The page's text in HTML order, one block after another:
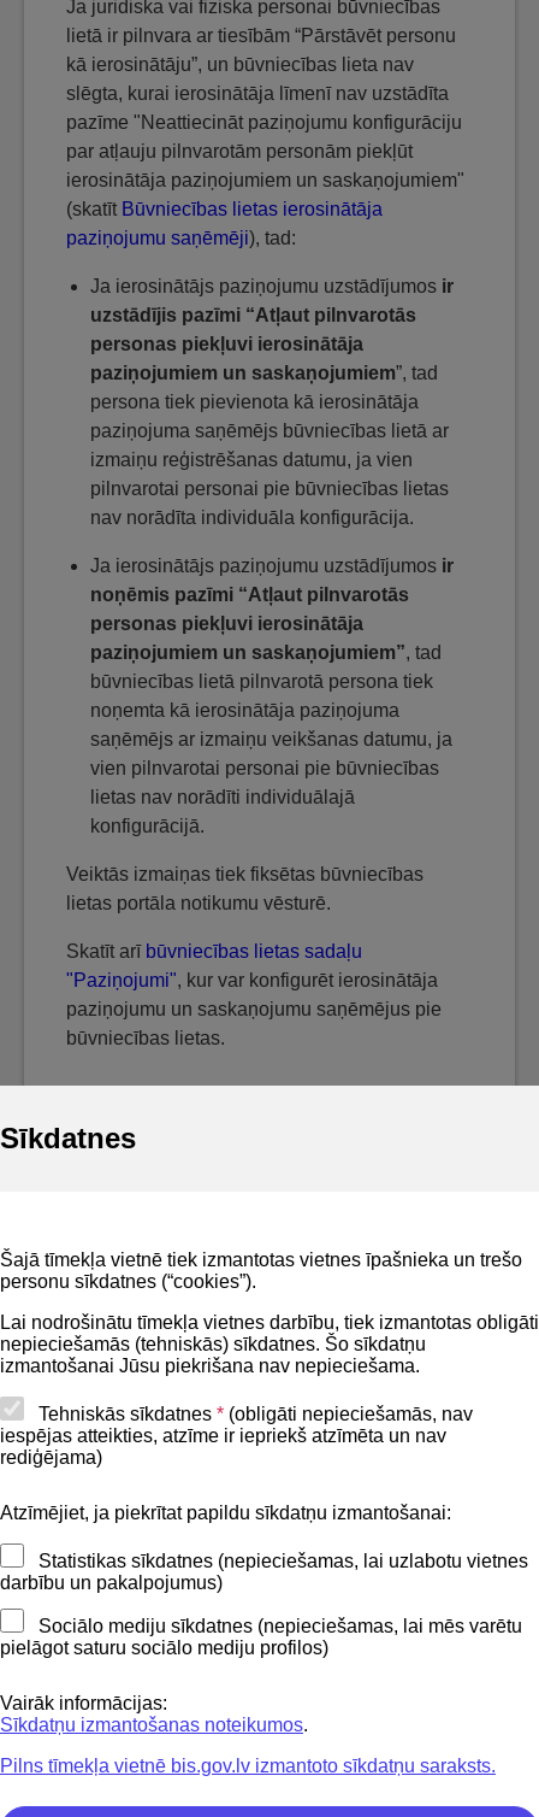
Sīkdatnes
Šajā tīmekļa vietnē tiek izmantotas vietnes īpašnieka un trešo
personu sīkdatnes (“cookies”).
Lai nodrošinātu tīmekļa vietnes darbību, tiek izmantotas obligāti
nepieciešamās (tehniskās) sīkdatnes. Šo sīkdatņu
izmantošanai Jūsu piekrišana nav nepieciešama.
Tehniskās sīkdatnes * (obligāti nepieciešamās, nav
iespējas atteikties, atzīme ir iepriekš atzīmēta un nav
rediģējama)
Atzīmējiet, ja piekrītat papildu sīkdatņu izmantošanai:
Statistikas sīkdatnes (nepieciešamas, lai uzlabotu vietnes
darbību un pakalpojumus)
Sociālo mediju sīkdatnes (nepieciešamas, lai mēs varētu
pielāgot saturu sociālo mediju profilos)
Vairāk informācijas:
Sīkdatņu izmantošanas noteikumos.
Pilns tīmekļa vietnē bis.gov.lv izmantoto sīkdatņu saraksts.
Ja juridiska vai fiziska personai būvniecības
lietā ir pilnvara ar tiesībām “Pārstāvēt personu
kā ierosinātāju”, un būvniecības lieta nav
slēgta, kurai ierosinātāja līmenī nav uzstādīta
pazīme "Neattiecināt paziņojumu konfigurāciju
par atļauju pilnvarotām personām piekļūt
ierosinātāja paziņojumiem un saskaņojumiem"
(skatīt Būvniecības lietas ierosinātāja
paziņojumu saņēmēji), tad:
Ja ierosinātājs paziņojumu uzstādījumos ir
uzstādījis pazīmi “Atļaut pilnvarotās
personas piekļuvi ierosinātāja
paziņojumiem un saskaņojumiem”, tad
persona tiek pievienota kā ierosinātāja
paziņojuma saņēmējs būvniecības lietā ar
izmaiņu reģistrēšanas datumu, ja vien
pilnvarotai personai pie būvniecības lietas
nav norādīta individuāla konfigurācija.
Ja ierosinātājs paziņojumu uzstādījumos ir
noņēmis pazīmi “Atļaut pilnvarotās
personas piekļuvi ierosinātāja
paziņojumiem un saskaņojumiem”, tad
būvniecības lietā pilnvarotā persona tiek
noņemta kā ierosinātāja paziņojuma
saņēmējs ar izmaiņu veikšanas datumu, ja
vien pilnvarotai personai pie būvniecības
lietas nav norādīti individuālajā
konfigurācijā.
Veiktās izmaiņas tiek fiksētas būvniecības
lietas portāla notikumu vēsturē.
Skatīt arī būvniecības lietas sadaļu
"Paziņojumi", kur var konfigurēt ierosinātāja
paziņojumu un saskaņojumu saņēmējus pie
būvniecības lietas.
Privātuma politika
Lapas karte
Piekļūstamības paziņojums
Kontakti
BIS atbalsta dienesta tālrunis:
Sekojiet mums
Lejupielādejiet